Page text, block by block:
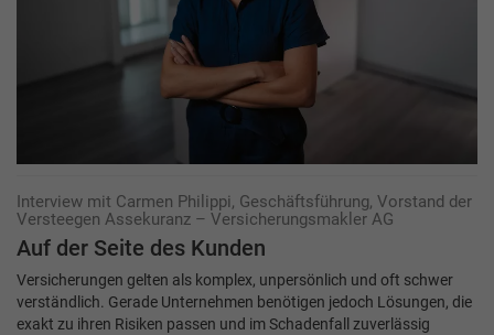
Interview mit Carmen Philippi, Geschäftsführung, Vorstand der
Versteegen Assekuranz – Versicherungsmakler AG
Auf der Seite des Kunden
Versicherungen gelten als komplex, unpersönlich und oft schwer
verständlich. Gerade Unternehmen benötigen jedoch Lösungen, die
exakt zu ihren Risiken passen und im Schadenfall zuverlässig